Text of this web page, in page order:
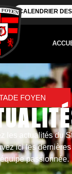
CALENDRIER
FOYEN
les actualités du
ici les
passionnée.